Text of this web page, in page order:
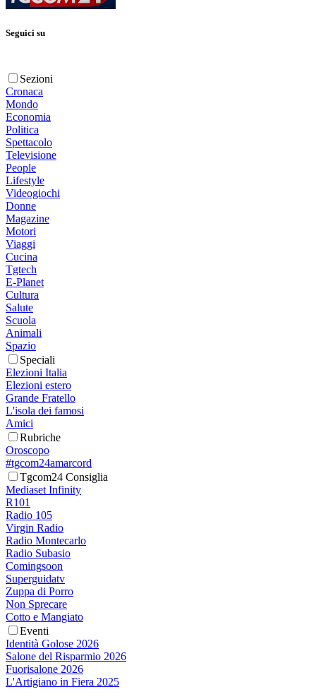
Seguici su
Sezioni
Cronaca
Mondo
Economia
Politica
Spettacolo
Televisione
People
Lifestyle
Videogiochi
Donne
Magazine
Motori
Viaggi
Cucina
Tgtech
E-Planet
Cultura
Salute
Scuola
Animali
Spazio
Speciali
Elezioni Italia
Elezioni estero
Grande Fratello
L'isola dei famosi
Amici
Rubriche
Oroscopo
#tgcom24amarcord
Tgcom24 Consiglia
Mediaset Infinity
R101
Radio 105
Virgin Radio
Radio Montecarlo
Radio Subasio
Comingsoon
Superguidatv
Zuppa di Porro
Non Sprecare
Cotto e Mangiato
Eventi
Identità Golose 2026
Salone del Risparmio 2026
Fuorisalone 2026
L'Artigiano in Fiera 2025